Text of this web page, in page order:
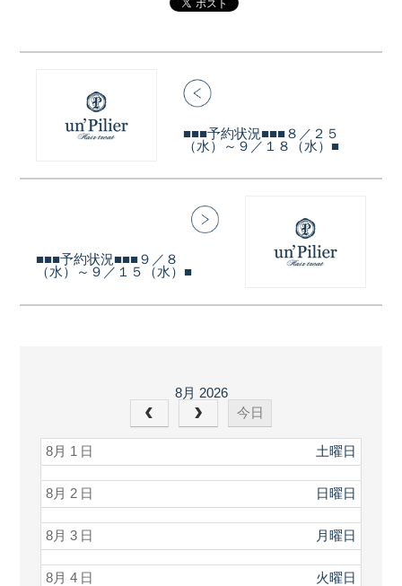
■■■予約状況■■■８／２５
（水）～９／１８（水）■
■■■予約状況■■■９／８
（水）～９／１５（水）■
8月 2026
今日
土曜日
8月 1
日曜日
8月 2
月曜日
8月 3
火曜日
8月 4